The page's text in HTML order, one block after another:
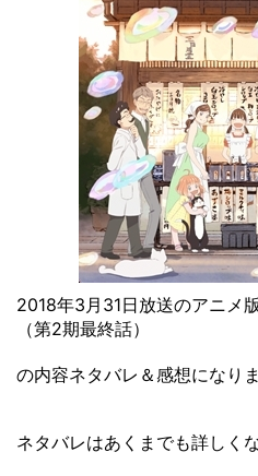
2018年3月31日放送のアニメ
（第2期最終話）
の内容ネタバレ＆感想になりま
ネタバレはあくまでも詳しく